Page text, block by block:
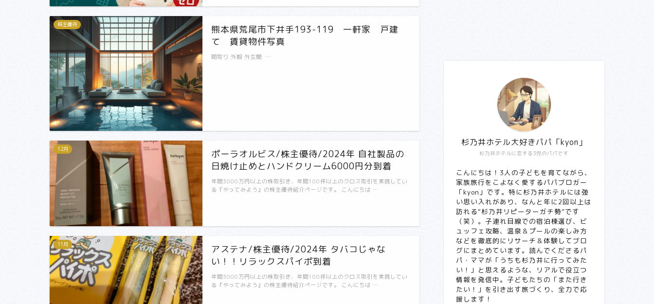
株主優待
熊本県荒尾市下井手193-119 一軒家 戸建
て 賃貸物件写真
間取り 外観 外玄関 …
12月
ポーラオルビス/株主優待/2024年 自社製品の
日焼け止めとハンドクリーム6000円分到着
年間3000万円以上の株取引き、年間100件以上のクロス取引を実践してい
る『やってみよう』の株主優待紹介ページです。 こんにちは …
11月
アステナ/株主優待/2024年 タバコじゃな
い！！リラックスパイポ到着
年間3000万円以上の株取引き、年間100件以上のクロス取引を実践してい
る『やってみよう』の株主優待紹介ページです。 こんにちは …
杉乃井ホテルに恋する3児のパパです
杉乃井ホテル大好きパパ「kyon」
こんにちは！3人の子どもを育てながら、
家族旅行をこよなく愛するパパブロガー
「kyon」です。特に杉乃井ホテルには強
い思い入れがあり、なんと年に2回以上は
訪れる“杉乃井リピーターガチ勢”です
（笑）。子連れ目線での宿泊棟選び、ビ
ュッフェ攻略、温泉＆プールの楽しみ方
などを徹底的にリサーチ＆体験してブロ
グにまとめています。読んでくださるパ
パ・ママが「うちも杉乃井に行ってみた
い！」と思えるような、リアルで役立つ
情報を発信中。子どもたちの「また行き
たい！」を引き出す旅づくり、全力で応
援します！